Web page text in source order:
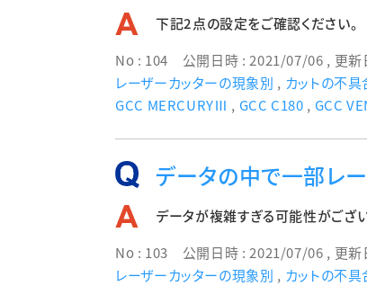
下記2点の設定をご確認ください。
No : 104 公開日時 : 2021/07/06 , 更
レーザーカッターの現象別 , カットの不具
GCC MERCURYⅢ , GCC C180 , GCC
データの中で一部レ
データが複雑すぎる可能性がござ
No : 103 公開日時 : 2021/07/06 , 更
レーザーカッターの現象別 , カットの不具